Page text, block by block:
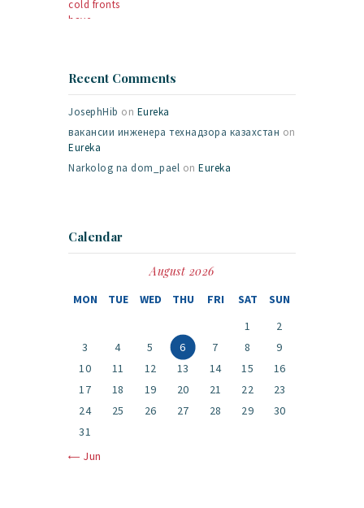
Recent Comments
JosephHib on Eureka
вакансии инженера технадзора казахстан on
Eureka
Narkolog na dom_pael on Eureka
Calendar
August 2026
MON TUE WED THU FRI SAT
SUN
1
2
3
4 5 6 7 8
9
10
11 12 13 14 15
16
17
18 19 20 21 22
23
24
25 26 27 28 29
30
31
« Jun